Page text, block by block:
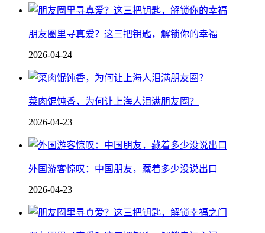
朋友圈里寻真爱？这三把钥匙，解锁你的幸福
2026-04-24
菜肉馄饨香，为何让上海人泪满朋友圈？
2026-04-23
外国游客惊叹：中国朋友，藏着多少没说出口
2026-04-23